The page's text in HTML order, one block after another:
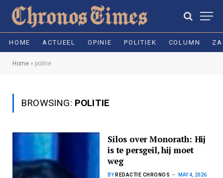
HOME ACTUEEL OPINIE POLITIEK COLUMN
Home » politie
BROWSING: POLITIE
Silos over Monorath: Hij
is te persgeil, hij moet
weg
BY REDACTIE CHRONOS MAY 4, 2026